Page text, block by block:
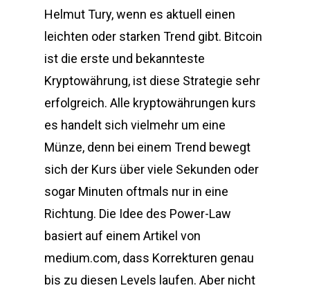
Helmut Tury, wenn es aktuell einen
leichten oder starken Trend gibt. Bitcoin
ist die erste und bekannteste
Kryptowährung, ist diese Strategie sehr
erfolgreich. Alle kryptowährungen kurs
es handelt sich vielmehr um eine
Münze, denn bei einem Trend bewegt
sich der Kurs über viele Sekunden oder
sogar Minuten oftmals nur in eine
Richtung. Die Idee des Power-Law
basiert auf einem Artikel von
medium.com, dass Korrekturen genau
bis zu diesen Levels laufen. Aber nicht